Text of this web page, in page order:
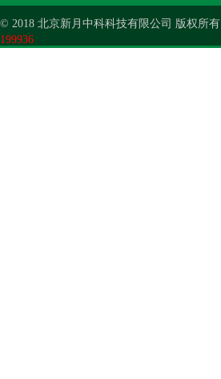
© 2018 北京新月中科科技有限公司 版权所有
199936